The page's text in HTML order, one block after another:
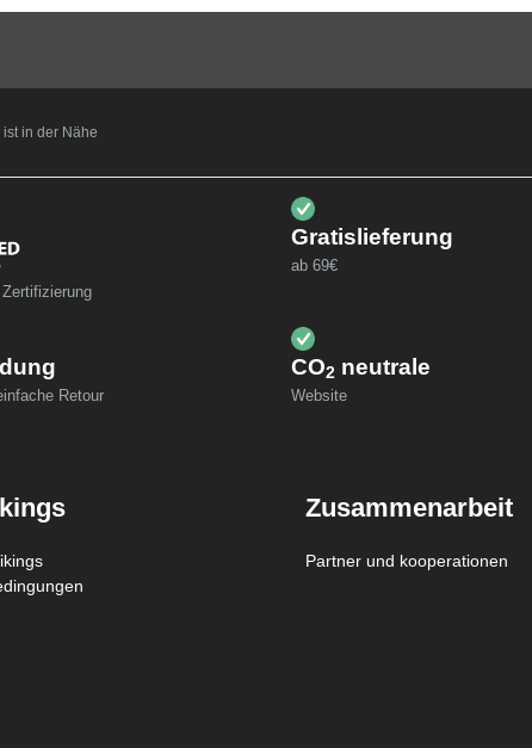
ist in der Nähe
Gratislieferung
ab 69€
Retour
CO2 neutrale
Website
Zusammenarbeit
Partner und kooperationen